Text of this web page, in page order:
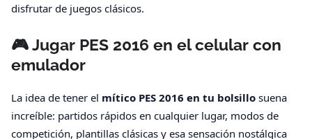
disfrutar de juegos clásicos.
🎮 Jugar PES 2016 en el celular con
emulador
La idea de tener el mítico PES 2016 en tu bolsillo suena
increíble: partidos rápidos en cualquier lugar, modos de
competición, plantillas clásicas y esa sensación nostálgica